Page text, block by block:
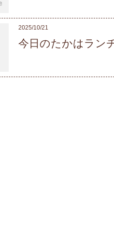
2025/10/21
今日のたかはラン